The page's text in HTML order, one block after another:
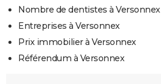
Nombre de dentistes à Versonnex
Entreprises à Versonnex
Prix immobilier à Versonnex
Référendum à Versonnex